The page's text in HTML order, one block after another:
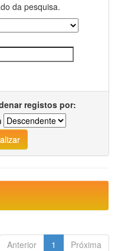
da pesquisa.
registos por:
Anterior 1 Próxima